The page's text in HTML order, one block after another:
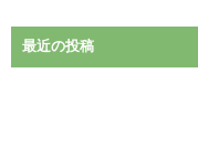
最近の投稿